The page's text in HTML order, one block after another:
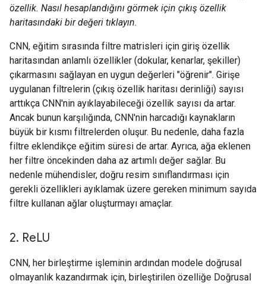
özellik. Nasıl hesaplandığını görmek için çıkış özellik
haritasındaki bir değeri tıklayın.
CNN, eğitim sırasında filtre matrisleri için giriş özellik
haritasından anlamlı özellikler (dokular, kenarlar, şekiller)
çıkarmasını sağlayan en uygun değerleri "öğrenir". Girişe
uygulanan filtrelerin (çıkış özellik haritası derinliği) sayısı
arttıkça CNN'nin ayıklayabileceği özellik sayısı da artar.
Ancak bunun karşılığında, CNN'nin harcadığı kaynakların
büyük bir kısmı filtrelerden oluşur. Bu nedenle, daha fazla
filtre eklendikçe eğitim süresi de artar. Ayrıca, ağa eklenen
her filtre öncekinden daha az artımlı değer sağlar. Bu
nedenle mühendisler, doğru resim sınıflandırması için
gerekli özellikleri ayıklamak üzere gereken minimum sayıda
filtre kullanan ağlar oluşturmayı amaçlar.
2. ReLU
CNN, her birleştirme işleminin ardından modele doğrusal
olmayanlık kazandırmak için, birleştirilen özelliğe Doğrusal